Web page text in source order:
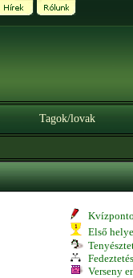
Tagok/lovak
Első
Verseny